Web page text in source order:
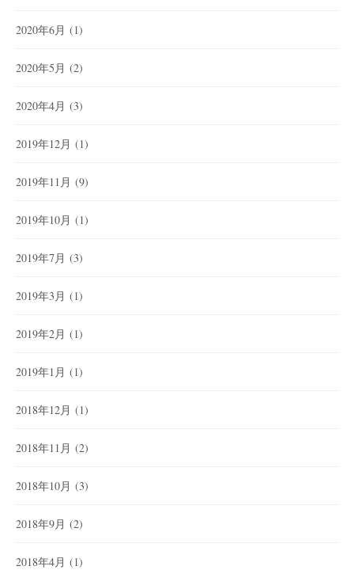
2020年6月 (1)
2020年5月 (2)
2020年4月 (3)
2019年12月 (1)
2019年11月 (9)
2019年10月 (1)
2019年7月 (3)
2019年3月 (1)
2019年2月 (1)
2019年1月 (1)
2018年12月 (1)
2018年11月 (2)
2018年10月 (3)
2018年9月 (2)
2018年4月 (1)